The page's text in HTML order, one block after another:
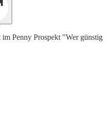
Penny Prospekt "Wer günstig